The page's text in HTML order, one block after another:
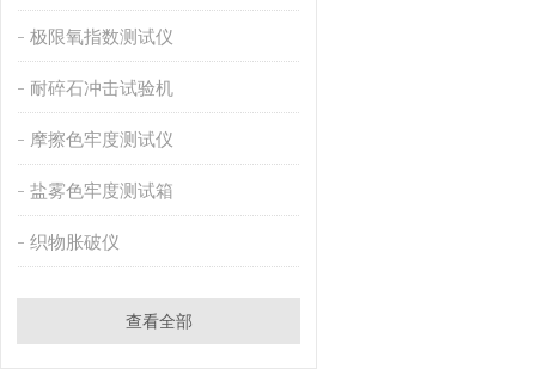
极限氧指数测试仪
耐碎石冲击试验机
摩擦色牢度测试仪
盐雾色牢度测试箱
织物胀破仪
查看全部